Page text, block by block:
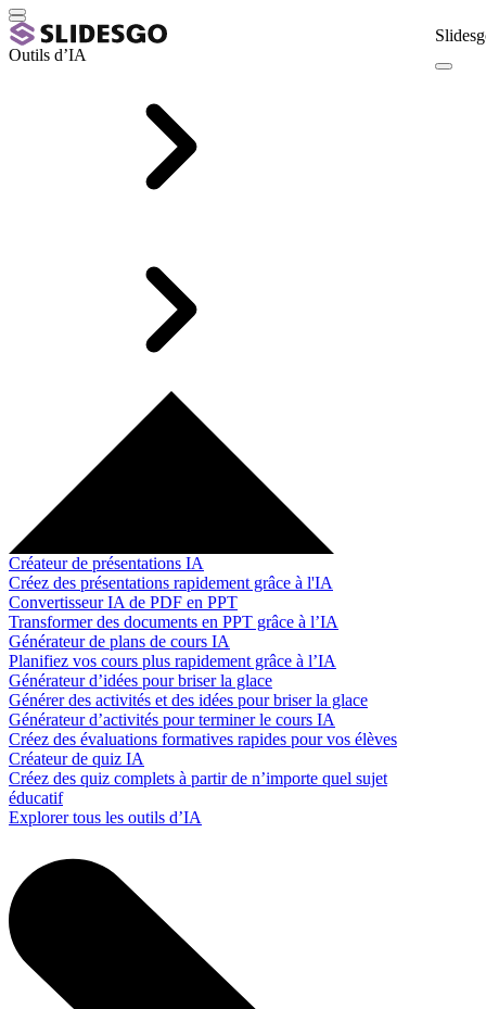
Outils d’IA
Créateur de présentations IA
Créez des présentations rapidement grâce à l'IA
Convertisseur IA de PDF en PPT
Transformer des documents en PPT grâce à l’IA
Générateur de plans de cours IA
Planifiez vos cours plus rapidement grâce à l’IA
Générateur d’idées pour briser la glace
Générer des activités et des idées pour briser la glace
Générateur d’activités pour terminer le cours IA
Créez des évaluations formatives rapides pour vos élèves
Créateur de quiz IA
Créez des quiz complets à partir de n’importe quel sujet
éducatif
Explorer tous les outils d’IA